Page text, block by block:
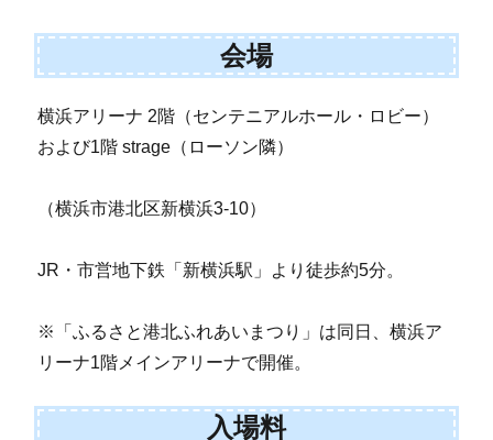
会場
横浜アリーナ 2階（センテニアルホール・ロビー）
および1階 strage（ローソン隣）
（横浜市港北区新横浜3-10）
JR・市営地下鉄「新横浜駅」より徒歩約5分。
※「ふるさと港北ふれあいまつり」は同日、横浜ア
リーナ1階メインアリーナで開催。
入場料